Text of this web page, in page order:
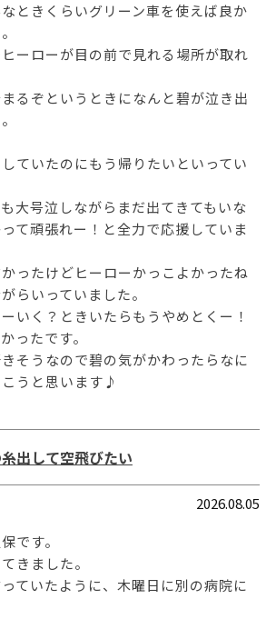
ときくらいグリーン車を使えば良か
ーローが目の前で見れる場所が取れ
るぞというときになんと碧が泣き出
ていたのにもう帰りたいといってい
大号泣しながらまだ出てきてもいな
て頑張れー！と全力で応援していま
ったけどヒーローかっこよかったね
らいっていました。
いく？ときいたらもうやめとくー！
ったです。
そうなので碧の気がかわったらなに
うと思います♪
出して空飛びたい
2026.08.05
です。
きました。
ていたように、木曜日に別の病院に